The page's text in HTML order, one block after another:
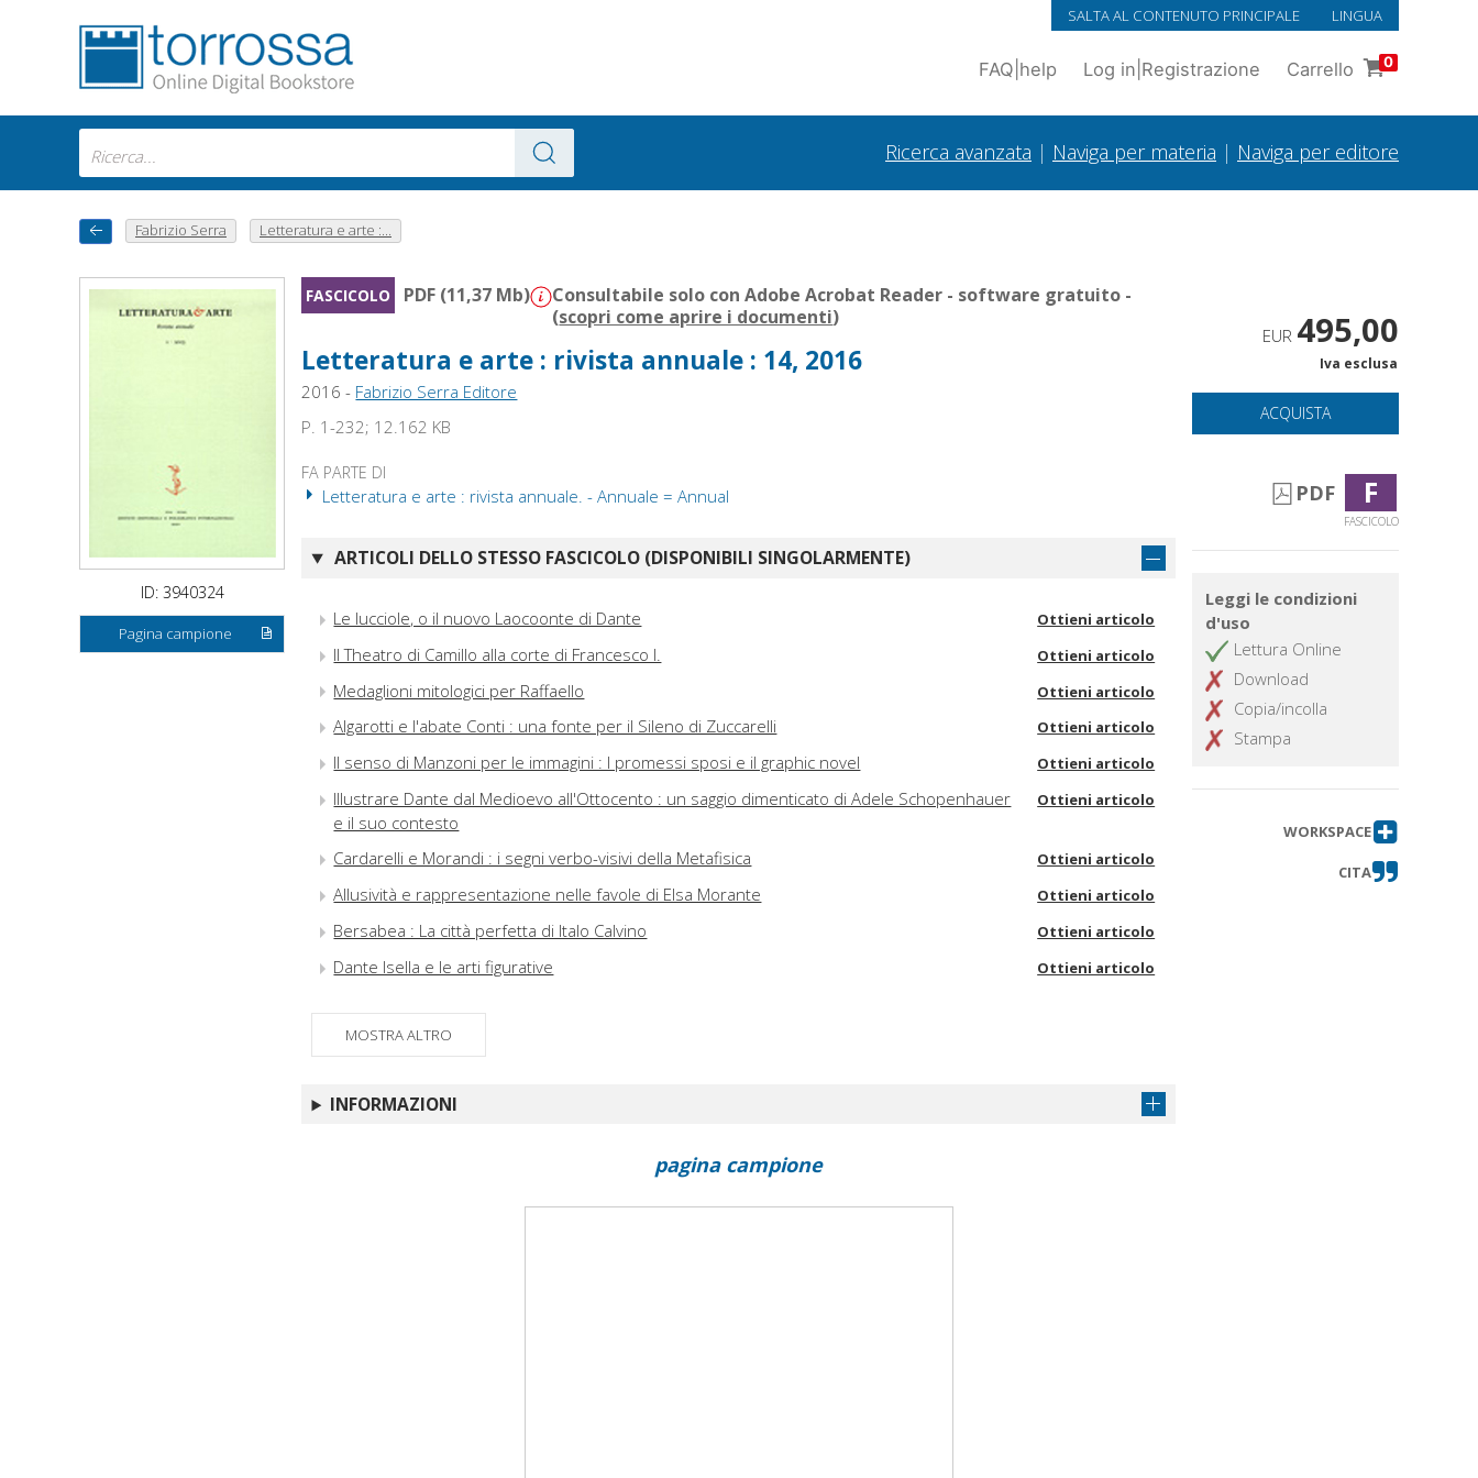
SALTA AL CONTENUTO PRINCIPALE LINGUA
FAQ help Log in Registrazione Carrello 0
Ricerca avanzata | Naviga per materia | Naviga per editore
Fabrizio Serra Letteratura e arte :...
ID: 3940324
Pagina campione
FASCICOLO PDF (11,37 Mb)
Consultabile solo con Adobe Acrobat Reader - software gratuito -
(scopri come aprire i documenti)
Letteratura e arte : rivista annuale : 14, 2016
2016 - Fabrizio Serra Editore
P. 1-232; 12.162 KB
FA PARTE DI
Letteratura e arte : rivista annuale. - Annuale = Annual
ARTICOLI DELLO STESSO FASCICOLO (DISPONIBILI SINGOLARMENTE)
Le lucciole, o il nuovo Laocoonte di Dante Ottieni articolo
Il Theatro di Camillo alla corte di Francesco I. Ottieni articolo
Medaglioni mitologici per Raffaello Ottieni articolo
Algarotti e l'abate Conti : una fonte per il Sileno di Zuccarelli Ottieni articolo
Il senso di Manzoni per le immagini : I promessi sposi e il graphic novel Ottieni articolo
Illustrare Dante dal Medioevo all'Ottocento : un saggio dimenticato di Adele Schopenhauer
e il suo contesto
Ottieni articolo
Cardarelli e Morandi : i segni verbo-visivi della Metafisica Ottieni articolo
Allusività e rappresentazione nelle favole di Elsa Morante Ottieni articolo
Bersabea : La città perfetta di Italo Calvino Ottieni articolo
Dante Isella e le arti figurative Ottieni articolo
MOSTRA ALTRO
INFORMAZIONI
EUR 495,00
Iva esclusa
ACQUISTA
PDF F
FASCICOLO
Leggi le condizioni
d'uso
Lettura Online
Download
Copia/incolla
Stampa
WORKSPACE
CITA
pagina campione